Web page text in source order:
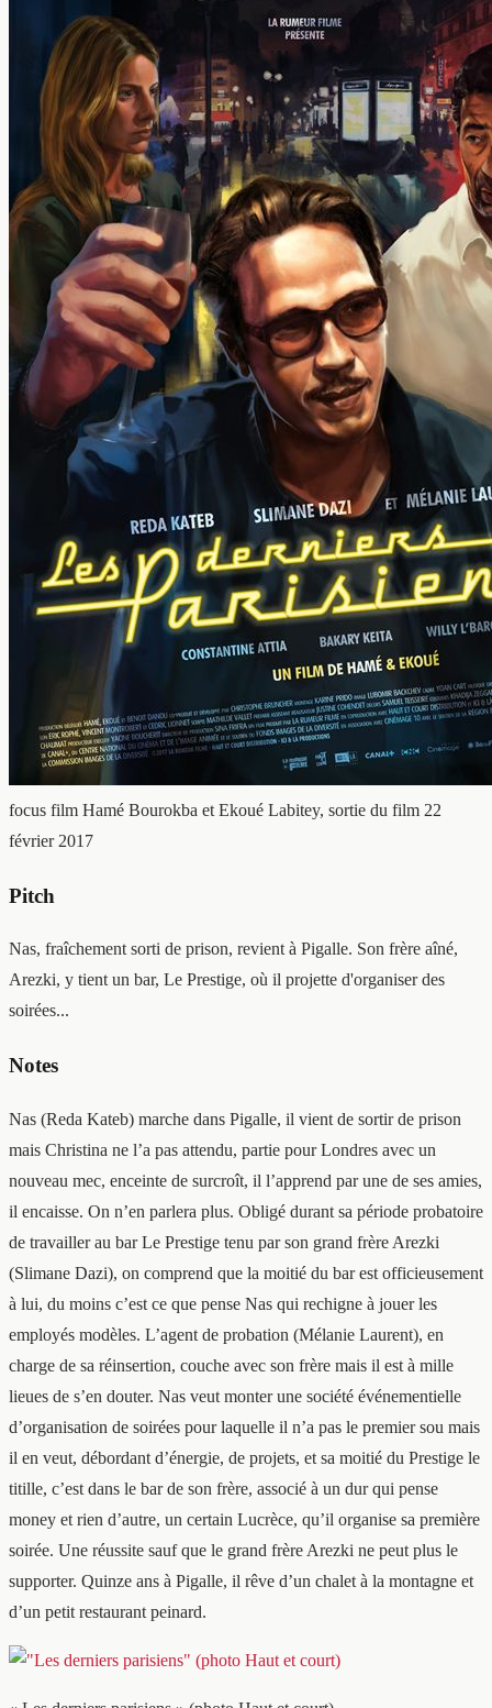
focus film Hamé Bourokba et Ekoué Labitey, sortie du film 22
février 2017
Pitch
Nas, fraîchement sorti de prison, revient à Pigalle. Son frère aîné,
Arezki, y tient un bar, Le Prestige, où il projette d'organiser des
soirées...
Notes
Nas (Reda Kateb) marche dans Pigalle, il vient de sortir de prison
mais Christina ne l’a pas attendu, partie pour Londres avec un
nouveau mec, enceinte de surcroît, il l’apprend par une de ses amies,
il encaisse. On n’en parlera plus. Obligé durant sa période probatoire
de travailler au bar Le Prestige tenu par son grand frère Arezki
(Slimane Dazi), on comprend que la moitié du bar est officieusement
à lui, du moins c’est ce que pense Nas qui rechigne à jouer les
employés modèles. L’agent de probation (Mélanie Laurent), en
charge de sa réinsertion, couche avec son frère mais il est à mille
lieues de s’en douter. Nas veut monter une société événementielle
d’organisation de soirées pour laquelle il n’a pas le premier sou mais
il en veut, débordant d’énergie, de projets, et sa moitié du Prestige le
titille, c’est dans le bar de son frère, associé à un dur qui pense
money et rien d’autre, un certain Lucrèce, qu’il organise sa première
soirée. Une réussite sauf que le grand frère Arezki ne peut plus le
supporter. Quinze ans à Pigalle, il rêve d’un chalet à la montagne et
d’un petit restaurant peinard.